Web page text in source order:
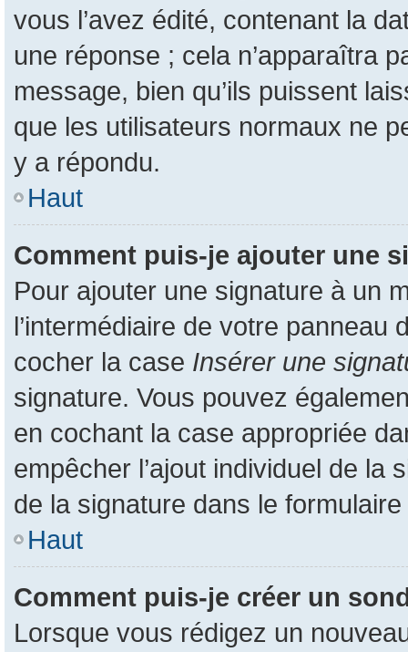
vous l’avez édité, contenant la
une réponse ; cela n’apparaîtra
message, bien qu’ils puissent
que les utilisateurs normaux ne
y a répondu.
Haut
Comment puis-je ajouter une
Pour ajouter une signature à un
l’intermédiaire de votre panneau
cocher la case Insérer une
signature. Vous pouvez
en cochant la case appropriée
empêcher l’ajout individuel de la
de la signature dans le
Haut
Comment puis-je créer un
Lorsque vous rédigez un